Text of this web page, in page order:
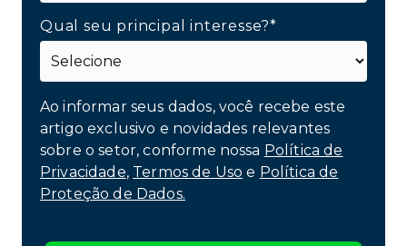
Qual seu principal interesse?*
Ao informar seus dados, você recebe este
artigo exclusivo e novidades relevantes
sobre o setor, conforme nossa Política de
Privacidade, Termos de Uso e Política de
Proteção de Dados.